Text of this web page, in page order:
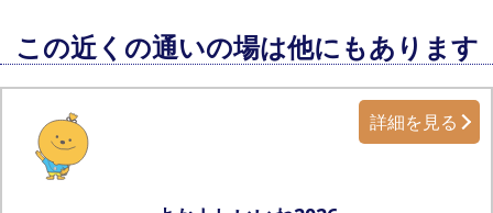
この近くの通いの場は他にもあります
詳細を見る